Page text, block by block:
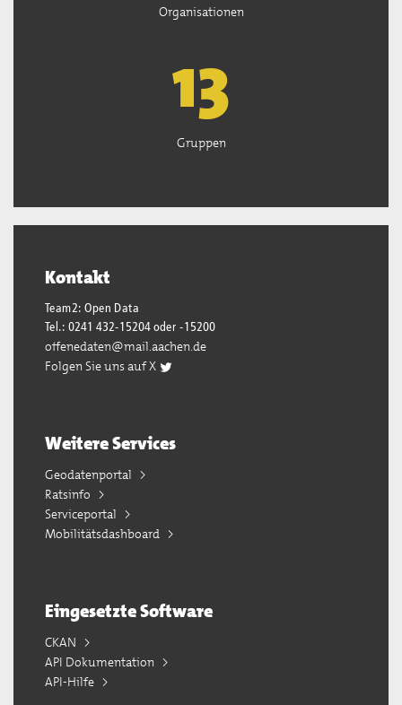
Organisationen
13
Gruppen
Kontakt
Team2: Open Data
Tel.: 0241 432-15204 oder -15200
offenedaten@mail.aachen.de
Folgen Sie uns auf X
Weitere Services
Geodatenportal
Ratsinfo
Serviceportal
Mobilitätsdashboard
Eingesetzte Software
CKAN
API Dokumentation
API-Hilfe